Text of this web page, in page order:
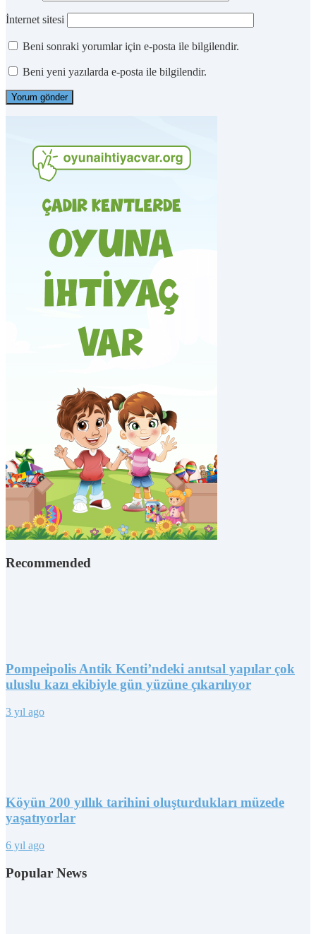
İnternet sitesi
Beni sonraki yorumlar için e-posta ile bilgilendir.
Beni yeni yazılarda e-posta ile bilgilendir.
Recommended
Pompeipolis Antik Kenti’ndeki anıtsal yapılar çok
uluslu kazı ekibiyle gün yüzüne çıkarılıyor
3 yıl ago
Köyün 200 yıllık tarihini oluşturdukları müzede
yaşatıyorlar
6 yıl ago
Popular News